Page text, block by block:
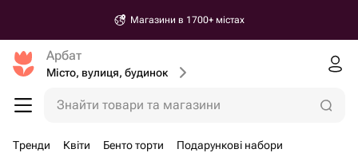
Магазини в 1700+ містах
Арбат
Місто, вулиця, будинок
Знайти товари та магазини
Тренди Квіти Бенто торти Подарункові набори